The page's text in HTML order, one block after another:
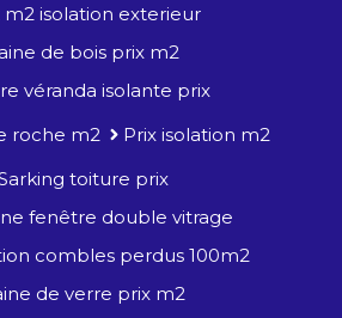
m2 isolation exterieur
de bois prix m2
véranda isolante prix
roche m2
Prix isolation m2
toiture prix
fenêtre double vitrage
combles perdus 100m2
de verre prix m2